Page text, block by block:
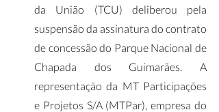
da União (TCU) deliberou pela
suspensão da assinatura do contrato
de concessão do Parque Nacional de
Chapada dos Guimarães. A
representação da MT Participações
e Projetos S/A (MTPar), empresa do